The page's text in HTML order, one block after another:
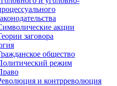
акции
заговора
общество
режим
и контрреволюция